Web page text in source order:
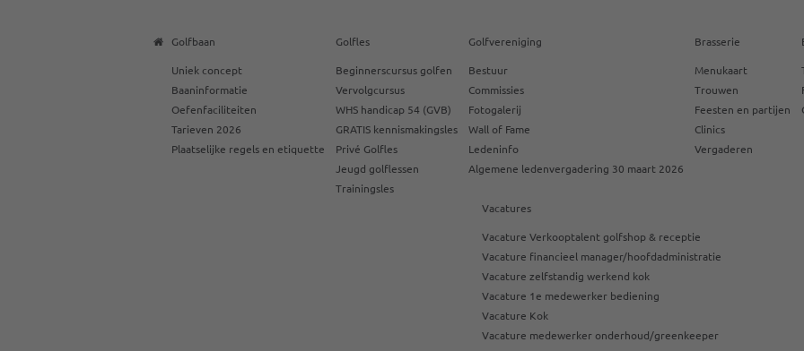
Golfbaan
Uniek concept
Baaninformatie
Oefenfaciliteiten
Tarieven 2026
Plaatselijke regels en etiquette
Golfles
Beginnerscursus golfen
Vervolgcursus
WHS handicap 54 (GVB)
GRATIS kennismakingsles
Privé Golfles
Jeugd golflessen
Trainingsles
Golfvereniging
Bestuur
Commissies
Fotogalerij
Wall of Fame
Ledeninfo
Algemene ledenvergadering 30 maart 2026
Brasserie
Menukaart
Trouwen
Feesten en partijen
Clinics
Vergaderen
Vacatures
Vacature Verkooptalent golfshop & receptie
Vacature financieel manager/hoofdadministratie
Vacature zelfstandig werkend kok
Vacature 1e medewerker bediening
Vacature Kok
Vacature medewerker onderhoud/greenkeeper